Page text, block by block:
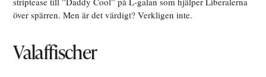
över spärren. Men är det värdigt? Verkligen inte.
Valaffischer